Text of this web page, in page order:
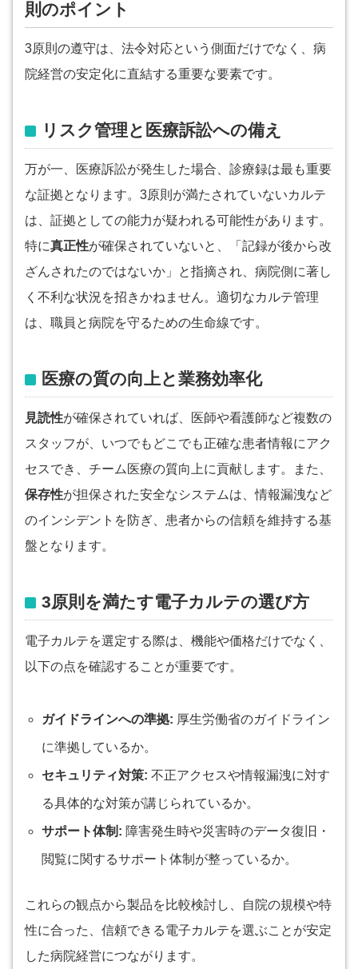
則のポイント
3原則の遵守は、法令対応という側面だけでなく、病
院経営の安定化に直結する重要な要素です。
リスク管理と医療訴訟への備え
万が一、医療訴訟が発生した場合、診療録は最も重要
な証拠となります。3原則が満たされていないカルテ
は、証拠としての能力が疑われる可能性があります。
特に真正性が確保されていないと、「記録が後から改
ざんされたのではないか」と指摘され、病院側に著し
く不利な状況を招きかねません。適切なカルテ管理
は、職員と病院を守るための生命線です。
医療の質の向上と業務効率化
見読性が確保されていれば、医師や看護師など複数の
スタッフが、いつでもどこでも正確な患者情報にアク
セスでき、チーム医療の質向上に貢献します。また、
保存性が担保された安全なシステムは、情報漏洩など
のインシデントを防ぎ、患者からの信頼を維持する基
盤となります。
3原則を満たす電子カルテの選び方
電子カルテを選定する際は、機能や価格だけでなく、
以下の点を確認することが重要です。
ガイドラインへの準拠: 厚生労働省のガイドライン
に準拠しているか。
セキュリティ対策: 不正アクセスや情報漏洩に対す
る具体的な対策が講じられているか。
サポート体制: 障害発生時や災害時のデータ復旧・
閲覧に関するサポート体制が整っているか。
これらの観点から製品を比較検討し、自院の規模や特
性に合った、信頼できる電子カルテを選ぶことが安定
した病院経営につながります。